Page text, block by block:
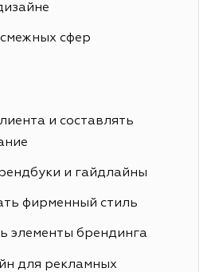
сфер
и составлять
и гайдлайны
фирменный стиль
элементы брендинга
для рекламных